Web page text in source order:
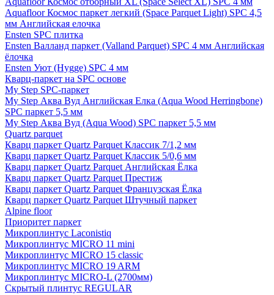
Aquafloor Космос паркет легкий (Space Parquet Light) SPC 4,5
мм Английская елочка
Ensten SPC плитка
Ensten Валланд паркет (Valland Parquet) SPC 4 мм Английская
ёлочка
Ensten Уют (Hygge) SPC 4 мм
Кварц-паркет на SPC основе
My Step SPC-паркет
My Step Аква Вуд Английская Елка (Aqua Wood Herringbone)
SPC паркет 5,5 мм
My Step Аква Вуд (Aqua Wood) SPC паркет 5,5 мм
Quartz parquet
Кварц паркет Quartz Parquet Классик 7/1,2 мм
Кварц паркет Quartz Parquet Классик 5/0,6 мм
Кварц паркет Quartz Parquet Английская Ёлка
Кварц паркет Quartz Parquet Престиж
Кварц паркет Quartz Parquet Французская Ёлка
Кварц паркет Quartz Parquet Штучный паркет
Alpine floor
Приоритет паркет
Микроплинтус Laconistiq
Микроплинтус MICRO 11 mini
Микроплинтус MICRO 15 classic
Микроплинтус MICRO 19 ARM
Микроплинтус MICRO-L (2700мм)
Скрытый плинтус REGULAR